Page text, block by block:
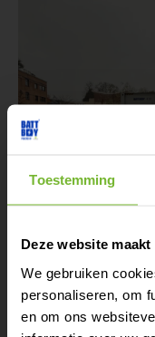
Toestemming
Deze website
We gebruiken
personaliseren, om
en om ons
Huur